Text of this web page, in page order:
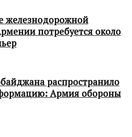
железнодорожной
потребуется около
распространило
Армия обороны